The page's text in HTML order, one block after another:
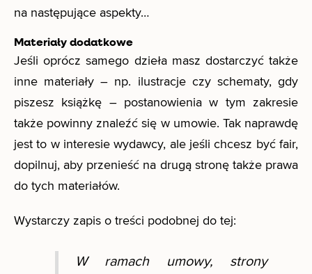
na następujące aspekty…
Materiały dodatkowe
Jeśli oprócz samego dzieła masz dostarczyć także
inne materiały – np. ilustracje czy schematy, gdy
piszesz książkę – postanowienia w tym zakresie
także powinny znaleźć się w umowie. Tak naprawdę
jest to w interesie wydawcy, ale jeśli chcesz być fair,
dopilnuj, aby przenieść na drugą stronę także prawa
do tych materiałów.
Wystarczy zapis o treści podobnej do tej:
W ramach umowy, strony